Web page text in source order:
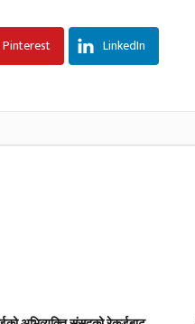
Pinterest LinkedIn